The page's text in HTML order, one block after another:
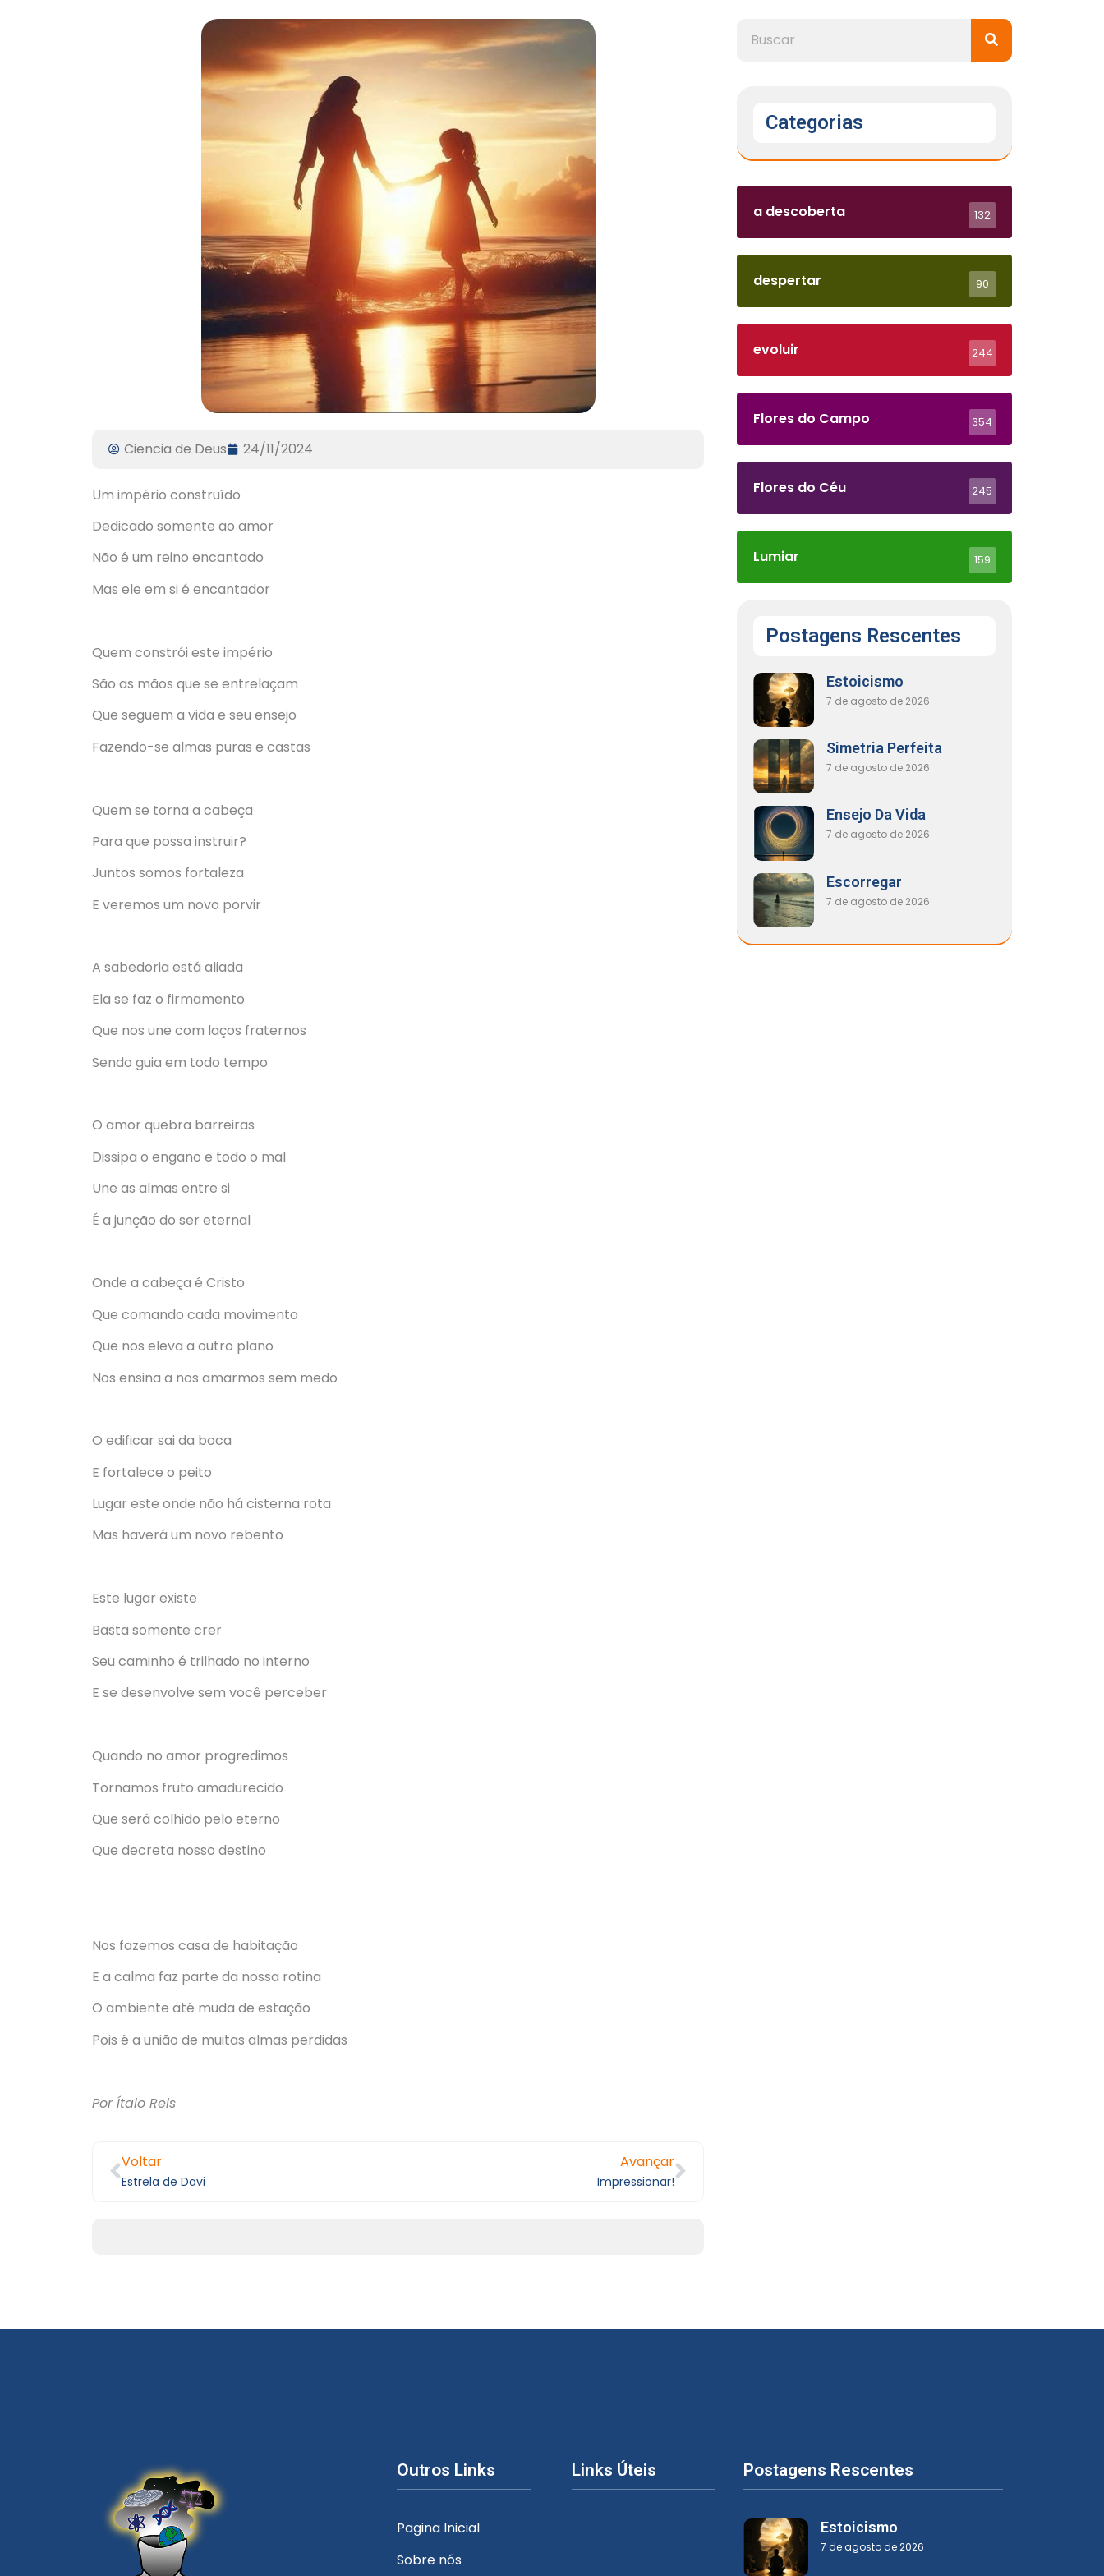
Ciencia de Deus 24/11/2024
Um império construído
Dedicado somente ao amor
Não é um reino encantado
Mas ele em si é encantador
Quem constrói este império
São as mãos que se entrelaçam
Que seguem a vida e seu ensejo
Fazendo-se almas puras e castas
Quem se torna a cabeça
Para que possa instruir?
Juntos somos fortaleza
E veremos um novo porvir
A sabedoria está aliada
Ela se faz o firmamento
Que nos une com laços fraternos
Sendo guia em todo tempo
O amor quebra barreiras
Dissipa o engano e todo o mal
Une as almas entre si
É a junção do ser eternal
Onde a cabeça é Cristo
Que comando cada movimento
Que nos eleva a outro plano
Nos ensina a nos amarmos sem medo
O edificar sai da boca
E fortalece o peito
Lugar este onde não há cisterna rota
Mas haverá um novo rebento
Este lugar existe
Basta somente crer
Seu caminho é trilhado no interno
E se desenvolve sem você perceber
Quando no amor progredimos
Tornamos fruto amadurecido
Que será colhido pelo eterno
Que decreta nosso destino
Nos fazemos casa de habitação
E a calma faz parte da nossa rotina
O ambiente até muda de estação
Pois é a união de muitas almas perdidas
Por Ítalo Reis
Voltar
Estrela de Davi
Avançar
Impressionar!
Categorias
a descoberta 132
despertar 90
evoluir 244
Flores do Campo 354
Flores do Céu 245
Lumiar 159
Postagens Rescentes
Estoicismo
7 de agosto de 2026
Simetria Perfeita
7 de agosto de 2026
Ensejo Da Vida
7 de agosto de 2026
Escorregar
7 de agosto de 2026
Outros Links
Pagina Inicial
Sobre nós
Links Úteis Postagens Rescentes
Estoicismo
7 de agosto de 2026